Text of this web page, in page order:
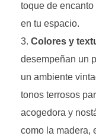
toque de
en tu espacio.
Colores y
desempeñan un
un ambiente
tonos terrosos
acogedora y
como la madera,